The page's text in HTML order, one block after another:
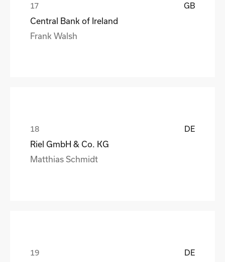
GB
Central Bank of Ireland
Frank Walsh
DE
Riel GmbH & Co. KG
Matthias Schmidt
DE